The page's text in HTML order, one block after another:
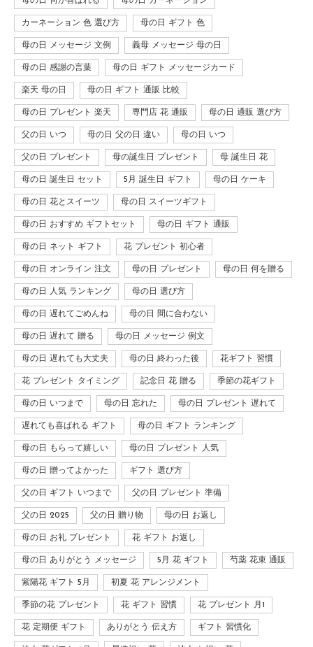
カーネーション 色 選び方 母の日 ギフト 色
母の日 メッセージ 文例 義母 メッセージ 母の日
母の日 感謝の言葉 母の日 ギフト メッセージカード
楽天 母の日 母の日 ギフト 通販 比較
母の日 プレゼント 楽天 専門店 花 通販 母の日 通販 選び方
父の日 いつ 母の日 父の日 違い 母の日 いつ
父の日 プレゼント 母の誕生日 プレゼント 母 誕生日 花
母の日 誕生日 セット 5月 誕生日 ギフト 母の日 ケーキ
母の日 花とスイーツ 母の日 スイーツギフト
母の日 おすすめ ギフトセット 母の日 ギフト 通販
母の日 ネット ギフト 花 プレゼント 初心者
母の日 オンライン 注文 母の日 プレゼント 母の日 何を贈る
母の日 人気 ランキング 母の日 選び方
母の日 遅れてごめんね 母の日 間に合わない
母の日 遅れて 贈る 母の日 メッセージ 例文
母の日 遅れても大丈夫 母の日 終わった後 花ギフト 習慣
花 プレゼント タイミング 記念日 花 贈る 季節の花ギフト
母の日 いつまで 母の日 忘れた 母の日 プレゼント 遅れて
遅れても喜ばれる ギフト 母の日 ギフト ランキング
母の日 もらって嬉しい 母の日 プレゼント 人気
母の日 贈ってよかった ギフト 選び方
父の日 ギフト いつまで 父の日 プレゼント 準備
父の日 2025 父の日 贈り物 母の日 お返し
母の日 お礼 プレゼント 花 ギフト お返し
母の日 ありがとう メッセージ 5月 花 ギフト 芍薬 花束 通販
紫陽花 ギフト 5月 初夏 花 アレンジメント
季節の花 プレゼント 花 ギフト 習慣 花 プレゼント 月1
花 定期便 ギフト ありがとう 伝え方 ギフト 習慣化